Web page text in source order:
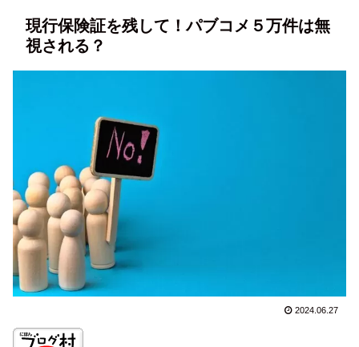
現行保険証を残して！パブコメ５万件は無
視される？
2024.06.27